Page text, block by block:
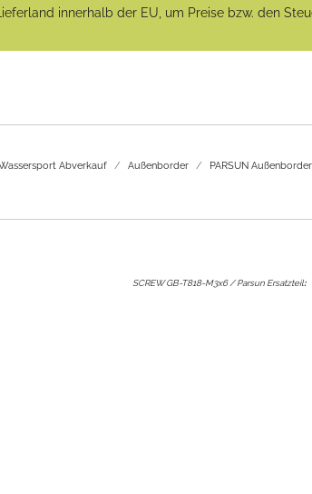
innerhalb der EU, um Preise bzw. den
Wassersport Abverkauf Außenborder PARSUN Außenborder
SCREW GB-T818-M3x6 / Parsun Ersatzteil: